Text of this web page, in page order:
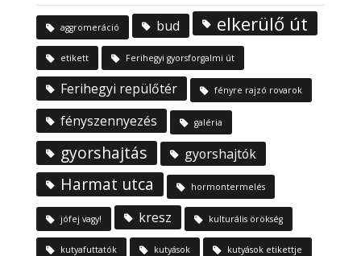
aggromeráció bud elkerülő út
etikett Ferihegyi gyorsforgalmi út
Ferihegyi repülőtér fényre rajzó rovarok
fényszennyezés galéria
gyorshajtás gyorshajtók
Harmat utca hormontermelés
jófej vagy! kresz kulturális örökség
kutyafuttatók kutyások kutyások etikettje